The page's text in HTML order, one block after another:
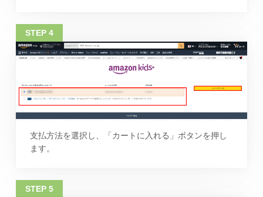
支払方法を選択し、「カートに入れる」ボタンを押し
ます。